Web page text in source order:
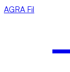
AGRA Fil